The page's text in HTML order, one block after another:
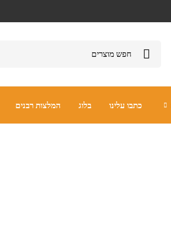
כתבו עלינו בלוג המלצות רבנים